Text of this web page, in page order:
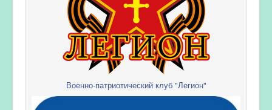
Военно-патриотический клуб "Легион"